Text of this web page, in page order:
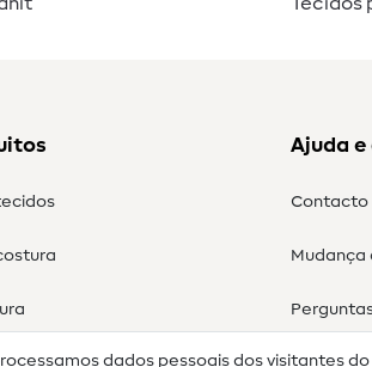
Tecidos
Ajuda
Contacto
dados pessoais dos visitantes